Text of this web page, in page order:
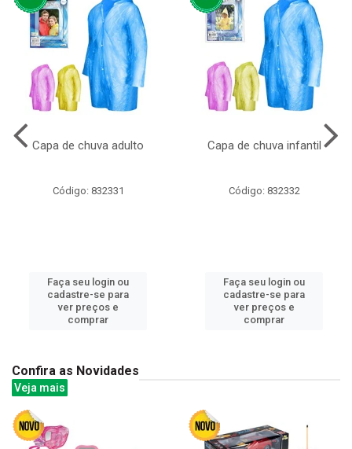
Capa de chuva adulto
Código: 832331
Faça seu login ou
cadastre-se para
ver preços e
comprar
Capa de chuva infantil
Código: 832332
Faça seu login ou
cadastre-se para
ver preços e
comprar
Confira as Novidades
Veja mais